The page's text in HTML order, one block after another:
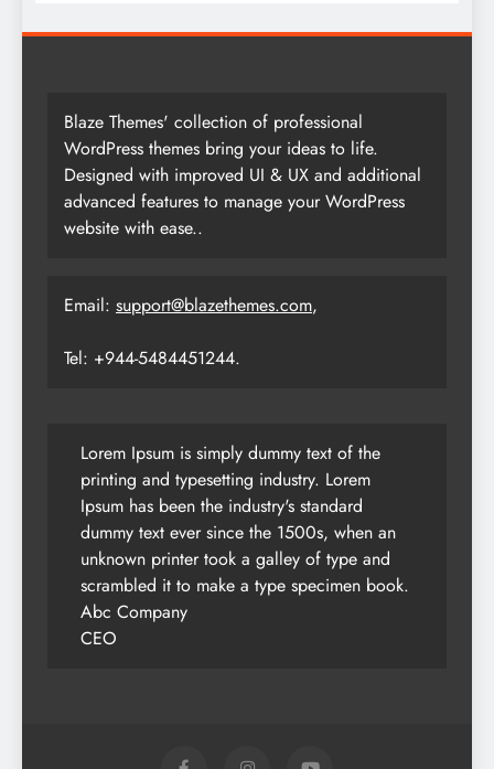
Blaze Themes' collection of professional
WordPress themes bring your ideas to life.
Designed with improved UI & UX and additional
advanced features to manage your WordPress
website with ease..
Email: support@blazethemes.com,
Tel: +944-5484451244.
Lorem Ipsum is simply dummy text of the
printing and typesetting industry. Lorem
Ipsum has been the industry's standard
dummy text ever since the 1500s, when an
unknown printer took a galley of type and
scrambled it to make a type specimen book.
Abc Company
CEO